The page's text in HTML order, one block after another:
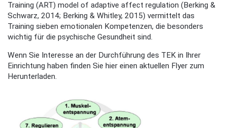
Training (ART) model of adaptive affect regulation (Berking &
Schwarz, 2014; Berking & Whitley, 2015) vermittelt das
Training sieben emotionalen Kompetenzen, die besonders
wichtig für die psychische Gesundheit sind.
Wenn Sie Interesse an der Durchführung des TEK in Ihrer
Einrichtung haben finden Sie hier einen aktuellen Flyer zum
Herunterladen.